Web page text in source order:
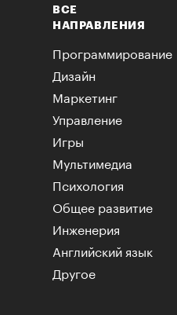
ВСЕ
НАПРАВЛЕНИЯ
Программирование
Дизайн
Маркетинг
Управление
Игры
Мультимедиа
Психология
Общее развитие
Инженерия
Английский язык
Другое